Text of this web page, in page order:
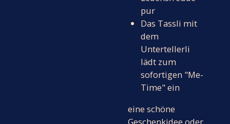
pur
Das Tassli mit
dem
Untertellerli
lädt zum
sofortigen "Me-
Time" ein
eine schöne
Geschenkidee oder